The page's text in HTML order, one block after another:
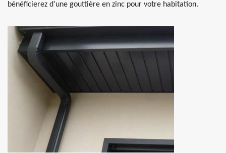
bénéficierez d’une gouttière en zinc pour votre habitation.